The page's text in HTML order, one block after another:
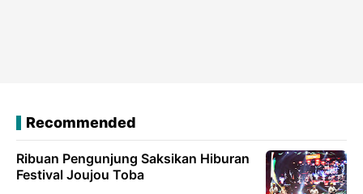
Recommended
Ribuan Pengunjung Saksikan Hiburan
Festival Joujou Toba